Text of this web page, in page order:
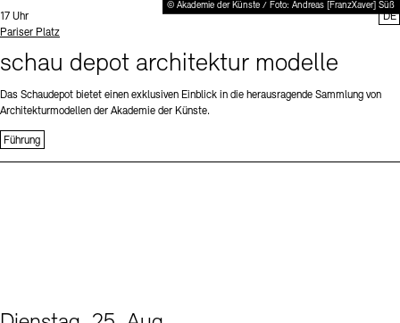
© Akademie der Künste / Foto: Andreas [FranzXaver] Süß
Uhrzeit:
17 Uhr
Standort
Pariser Platz
schau depot architektur modelle
Das Schaudepot bietet einen exklusiven Einblick in die herausragende Sammlung von
Architekturmodellen der Akademie der Künste.
Führung
DE